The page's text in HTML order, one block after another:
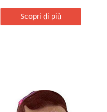
Scopri di più